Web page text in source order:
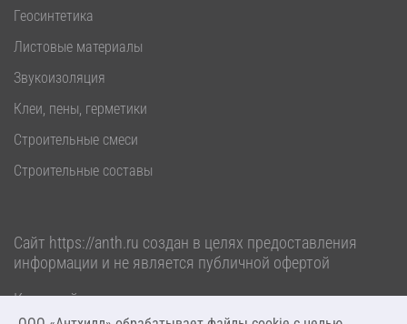
Геосинтетика
Листовые материалы
Звукоизоляция
Клеи, пены, герметики
Строительные смеси
Строительные составы
Сайт https://anth.ru создан в целях предоставления
информации и не является публичной офертой
Карта сайта